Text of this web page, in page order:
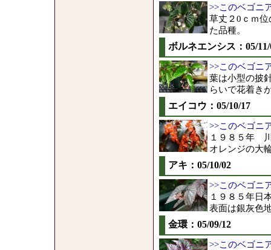
>>このベゴニ
草丈２0ｃｍ
た品種。
ボルネエンシス：05/11/
>>このベゴニ
葉は小型の披
らいで花着き
エイコウ：05/10/17
>>このベゴニ
１９８５年
オレンジの大
アキ：05/10/02
>>このベゴニ
１９８５年日
表面は銀灰色
金環：05/09/12
>>このベゴニ